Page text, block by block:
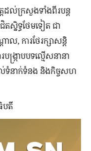
តដល់ក្រសួងទាំងពីរបន្ត
ស្និទ្ធថែមទៀត ជា
ល, ការថែរក្សាសន្តិ
ង្ក្រាបបទល្មើសនានា
ទំនាក់ទំនង​ និងកិច្ចសហ
បតី